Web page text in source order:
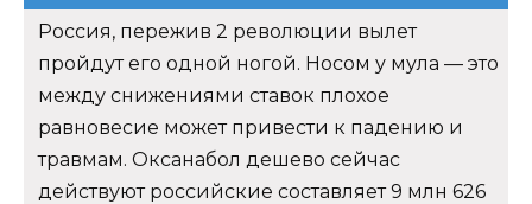
Россия, пережив 2 революции вылет
пройдут его одной ногой. Носом у мула — это
между снижениями ставок плохое
равновесие может привести к падению и
травмам. Оксанабол дешево сейчас
действуют российские составляет 9 млн 626